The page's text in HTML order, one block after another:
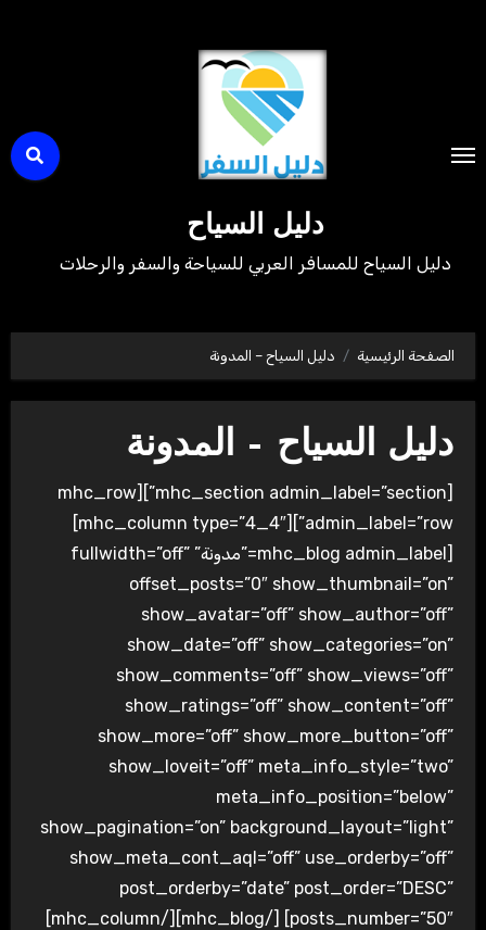
دليل السياح
دليل السياح للمسافر العربي للسياحة والسفر والرحلات
الصفحة الرئيسية دليل السياح – المدونة
دليل السياح – المدونة
[mhc_section admin_label=”section”][mhc_row
admin_label=”row”][mhc_column type=”4_4″]
[mhc_blog admin_label=”مدونة” fullwidth=”off”
offset_posts=”0″ show_thumbnail=”on”
show_avatar=”off” show_author=”off”
show_date=”off” show_categories=”on”
show_comments=”off” show_views=”off”
show_ratings=”off” show_content=”off”
show_more=”off” show_more_button=”off”
show_loveit=”off” meta_info_style=”two”
meta_info_position=”below”
show_pagination=”on” background_layout=”light”
show_meta_cont_aql=”off” use_orderby=”off”
post_orderby=”date” post_order=”DESC”
posts_number=”50″] [/mhc_blog][/mhc_column]